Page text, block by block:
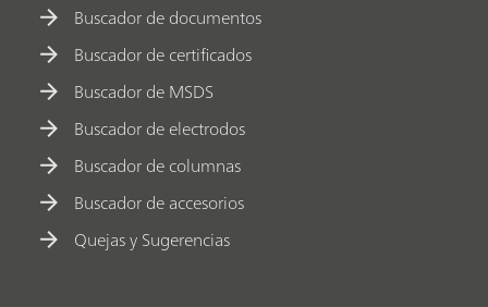
Buscador de documentos
Buscador de certificados
Buscador de MSDS
Buscador de electrodos
Buscador de columnas
Buscador de accesorios
Quejas y Sugerencias